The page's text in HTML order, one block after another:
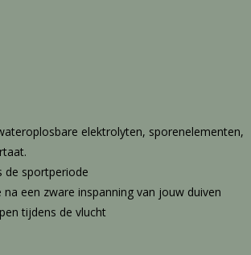
elektrolyten, sporenelementen,
de sportperiode
een zware inspanning van jouw duiven
tijdens de vlucht